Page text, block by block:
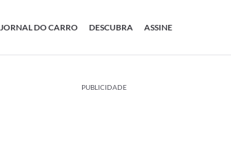
JORNAL DO CARRO DESCUBRA ASSINE
PUBLICIDADE